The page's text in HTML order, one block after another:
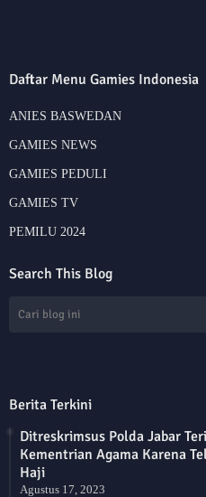
Daftar Menu Gamies Indonesia
ANIES BASWEDAN
GAMIES NEWS
GAMIES PEDULI
GAMIES TV
PEMILU 2024
Search This Blog
Berita Terkini
Ditreskrimsus Polda Jabar
Kementrian Agama Karena
Haji
Agustus 17, 2023